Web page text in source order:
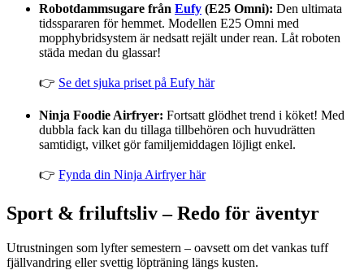
Robotdammsugare från Eufy (E25 Omni): Den ultimata
tidsspararen för hemmet. Modellen E25 Omni med
mopphybridsystem är nedsatt rejält under rean. Låt roboten
städa medan du glassar!
👉 Se det sjuka priset på Eufy här
Ninja Foodie Airfryer: Fortsatt glödhet trend i köket! Med
dubbla fack kan du tillaga tillbehören och huvudrätten
samtidigt, vilket gör familjemiddagen löjligt enkel.
👉 Fynda din Ninja Airfryer här
Sport & friluftsliv – Redo för äventyr
Utrustningen som lyfter semestern – oavsett om det vankas tuff
fjällvandring eller svettig löpträning längs kusten.